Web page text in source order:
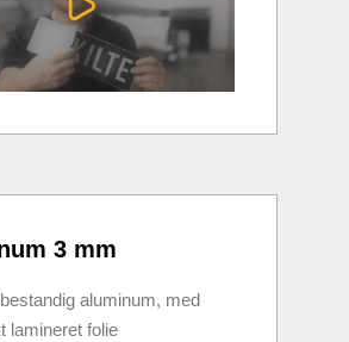
3 mm
aluminum, med
lamineret folie